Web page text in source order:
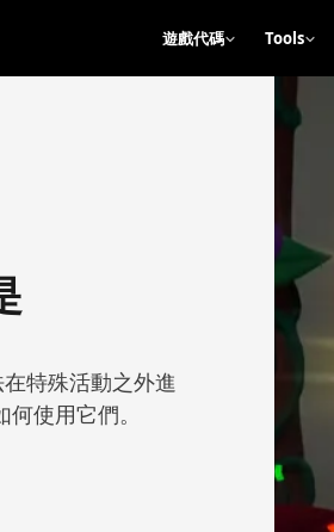
遊戲代碼 Tools
特殊活動之外進
使用它們。